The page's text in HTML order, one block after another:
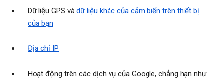
Dữ liệu GPS và dữ liệu khác của cảm biến trên thiết bị
của bạn
Địa chỉ IP
Hoạt động trên các dịch vụ của Google, chẳng hạn như